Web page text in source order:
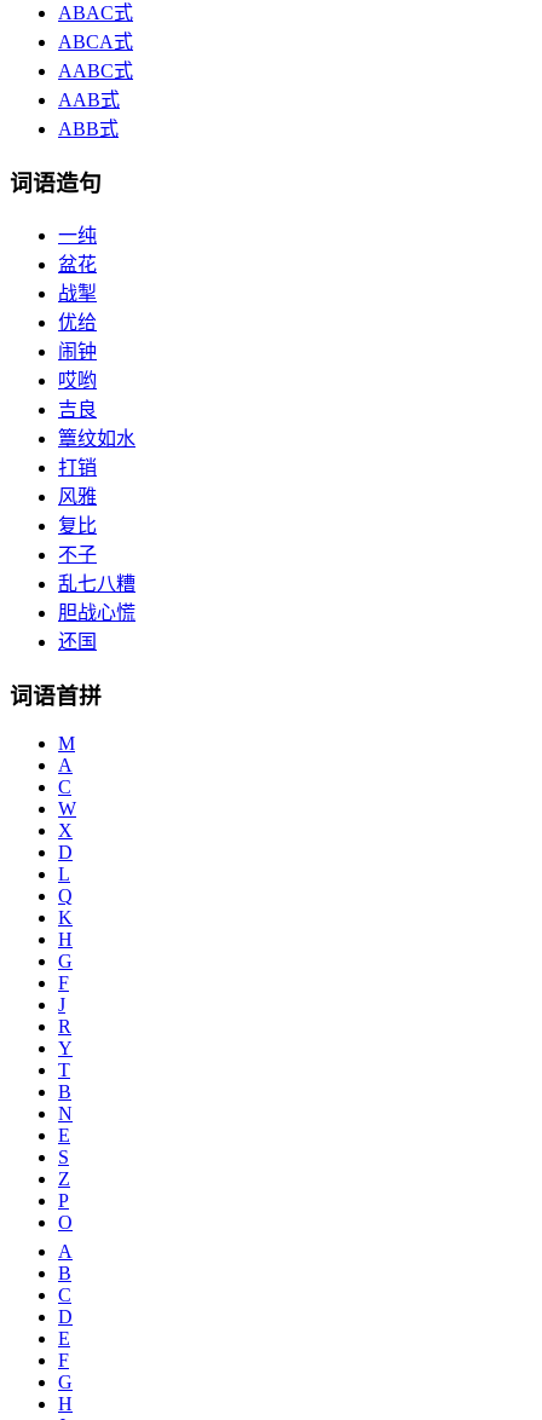
ABAC式
ABCA式
AABC式
AAB式
ABB式
词语造句
一纯
盆花
战掣
优给
闹钟
哎哟
吉良
簟纹如水
打销
风雅
复比
不子
乱七八糟
胆战心慌
还国
词语首拼
M
A
C
W
X
D
L
Q
K
H
G
F
J
R
Y
T
B
N
E
S
Z
P
O
A
B
C
D
E
F
G
H